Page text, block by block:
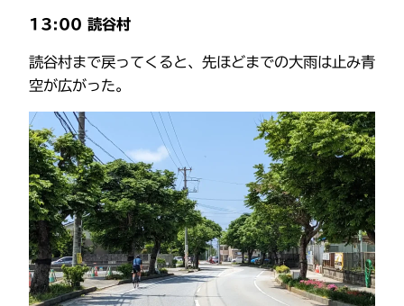
13:00 読谷村
読谷村まで戻ってくると、先ほどまでの大雨は止み青
空が広がった。